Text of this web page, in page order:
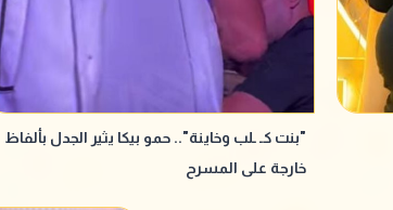
"بنت كـ ـلب وخاينة".. حمو بيكا يثير الجدل بألفاظ
خارجة على المسرح